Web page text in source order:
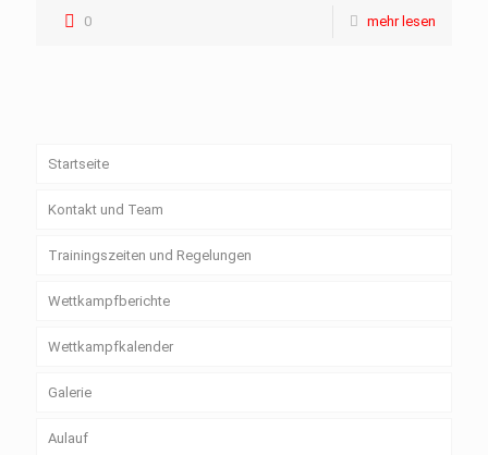
0 mehr lesen
Startseite
Kontakt und Team
Trainingszeiten und Regelungen
Wettkampfberichte
Wettkampfkalender
Galerie
Aulauf